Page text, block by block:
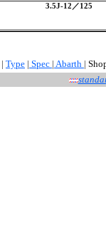
3.5J-12／125
| Type | Spec | Abarth |